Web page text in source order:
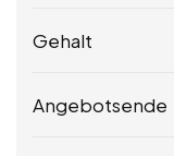
Gehalt
Angebotsende